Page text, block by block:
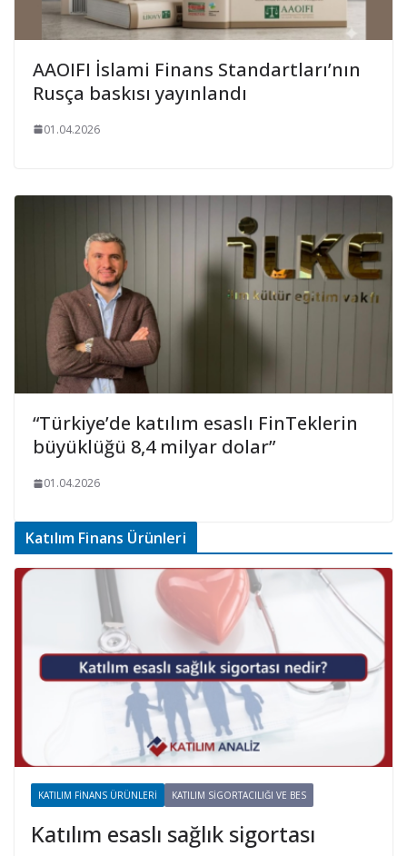
AAOIFI İslami Finans Standartları’nın
Rusça baskısı yayınlandı
01.04.2026
“Türkiye’de katılım esaslı FinTeklerin
büyüklüğü 8,4 milyar dolar”
01.04.2026
Katılım Finans Ürünleri
KATILIM FINANS ÜRÜNLERI KATILIM SIGORTACILIĞI VE BES
Katılım esaslı sağlık sigortası